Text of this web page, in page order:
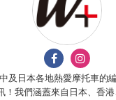
及日本各地熱愛摩托車的
！我們涵蓋來自日本、香